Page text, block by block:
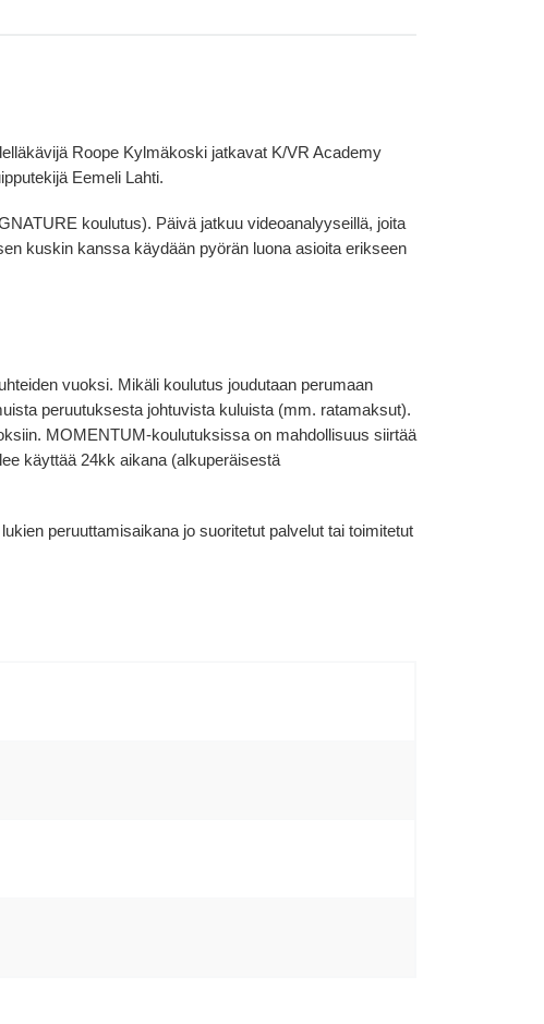
Roope Kylmäkoski jatkavat K/VR Academy
Eemeli Lahti.
koulutus). Päivä jatkuu videoanalyyseillä, joita
kuskin kanssa käydään pyörän luona asioita erikseen
vuoksi. Mikäli koulutus joudutaan perumaan
peruutuksesta johtuvista kuluista (mm. ratamaksut).
MOMENTUM-koulutuksissa on mahdollisuus siirtää
käyttää 24kk aikana (alkuperäisestä
peruuttamisaikana jo suoritetut palvelut tai toimitetut